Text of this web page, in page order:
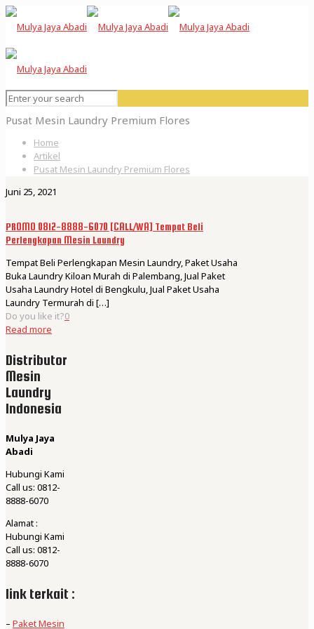
Pusat Mesin Laundry Premium Flores
Home
Artikel
Pusat Mesin Laundry Premium Flores
Juni 25, 2021
PROMO 0812-8888-6070 [CALL/WA] Tempat Beli
Perlengkapan Mesin Laundry
Tempat Beli Perlengkapan Mesin Laundry, Paket Usaha
Buka Laundry Kiloan Murah di Palembang, Jual Paket
Usaha Laundry Hotel di Bengkulu, Jual Paket Usaha
Laundry Termurah di […]
Do you like it?0
Read more
Distributor
Mesin
Laundry
Indonesia
Mulya Jaya
Abadi
Hubungi Kami
Call us: 0812-
8888-6070
Alamat :
Hubungi Kami
Call us: 0812-
8888-6070
link terkait :
– Paket Mesin